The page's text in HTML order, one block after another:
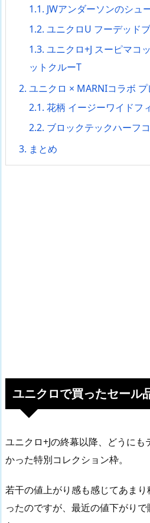
1.1. JWアンダーソンのシュ
1.2. ユニクロU フーデッド
1.3. ユニクロ+J スーピマコ
ットクルーT
2. ユニクロ × MARNIコラボ
2.1. 花柄 イージーワイドフ
2.2. ブロックテックハーフ
3. まとめ
ユニクロで買ったセール
ユニクロ+Jの終幕以降、どうに
かった特別コレクション枠。
若干の値上がり感も感じてあま
ったのですが、最近の値下がり